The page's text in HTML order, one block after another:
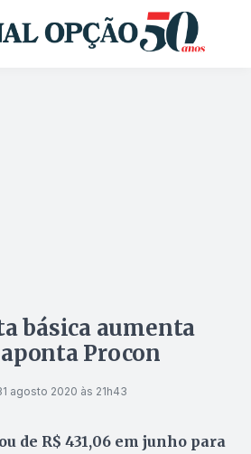
básica aumenta
Procon
agosto 2020 às 21h43
de R$ 431,06 em junho para